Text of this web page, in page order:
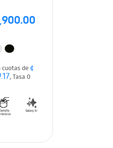
cuotas de¢
, Tasa 0